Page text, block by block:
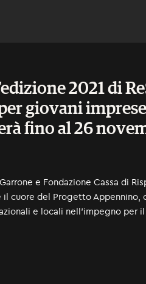
2021 di
giovani
fino al 26
e Fondazione Cassa di
il cuore del Progetto Appennino,
e locali nell’impegno per